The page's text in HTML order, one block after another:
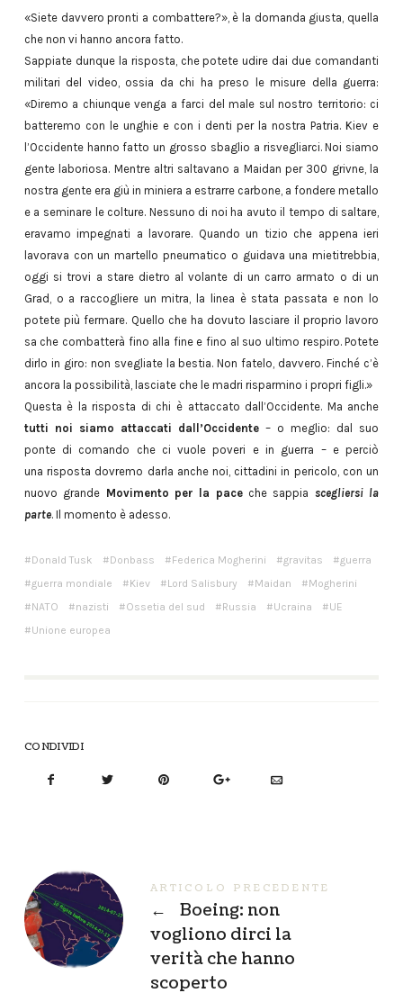
«Siete davvero pronti a combattere?», è la domanda giusta, quella
che non vi hanno ancora fatto.
Sappiate dunque la risposta, che potete udire dai due comandanti
militari del video, ossia da chi ha preso le misure della guerra:
«Diremo a chiunque venga a farci del male sul nostro territorio: ci
batteremo con le unghie e con i denti per la nostra Patria. Kiev e
l’Occidente hanno fatto un grosso sbaglio a risvegliarci. Noi siamo
gente laboriosa. Mentre altri saltavano a Maidan per 300 grivne, la
nostra gente era giù in miniera a estrarre carbone, a fondere metallo
e a seminare le colture. Nessuno di noi ha avuto il tempo di saltare,
eravamo impegnati a lavorare. Quando un tizio che appena ieri
lavorava con un martello pneumatico o guidava una mietitrebbia,
oggi si trovi a stare dietro al volante di un carro armato o di un
Grad, o a raccogliere un mitra, la linea è stata passata e non lo
potete più fermare. Quello che ha dovuto lasciare il proprio lavoro
sa che combatterà fino alla fine e fino al suo ultimo respiro. Potete
dirlo in giro: non svegliate la bestia. Non fatelo, davvero. Finché c’è
ancora la possibilità, lasciate che le madri risparmino i propri figli.»
Questa è la risposta di chi è attaccato dall’Occidente. Ma anche
tutti noi siamo attaccati dall’Occidente– o meglio: dal suo
ponte di comando che ci vuole poveri e in guerra – e perciò
una risposta dovremo darla anche noi, cittadini in pericolo, con un
nuovo grande Movimento per la paceche sappia scegliersi la
parte. Il momento è adesso.
Donald Tusk Donbass Federica Mogherini gravitas
guerra
guerra mondiale
Kiev Lord Salisbury Maidan
Mogherini
NATO
nazisti Ossetia del sud Russia Ucraina
UE
Unione europea
CONDIVIDI
ARTICOLO PRECEDENTE
←
Boeing: non
vogliono dirci la
verità che hanno
scoperto